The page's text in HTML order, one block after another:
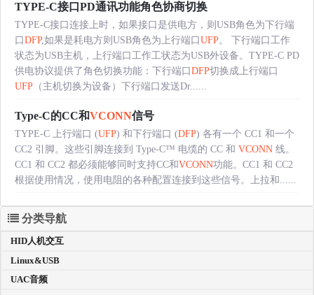
TYPE-C接口PD通讯功能角色协商切换
TYPE-C接口连接上时，如果接口是供电方，则USB角色为下行端
口 DFP,如果是耗电方则USB角色为上行端口 UFP。 下行端口工作
状态为USB主机，上行端口工作工状态为USB外设备。TYPE-C PD
供电协议提供了角色切换功能：下行端口 DFP切换成上行端口
UFP （主机切换为设备）下行端口发送Dr......
Type-C的CC和VCONN信号
TYPE-C 上行端口 (UFP) 和下行端口 (DFP) 各有一个 CC1 和一个
CC2 引脚。这些引脚连接到 Type-C™ 电缆的 CC 和 VCONN 线。
CC1 和 CC2 都必须能够同时支持CC和VCONN功能。CC1 和 CC2
根据使用情况，使用电阻的各种配置连接到这些信号。上拉和......
分类导航
HID人机交互
Linux&USB
UAC音频